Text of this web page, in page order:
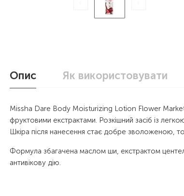
Опис
Missha Dare Body Moisturizing Lotion Flower Market
фруктовими екстрактами. Розкішний засіб із
Шкіра після нанесення стає добре зволоженою,
Формула збагачена маслом ши, екстрактом
антивікову дію.
Як використовувати